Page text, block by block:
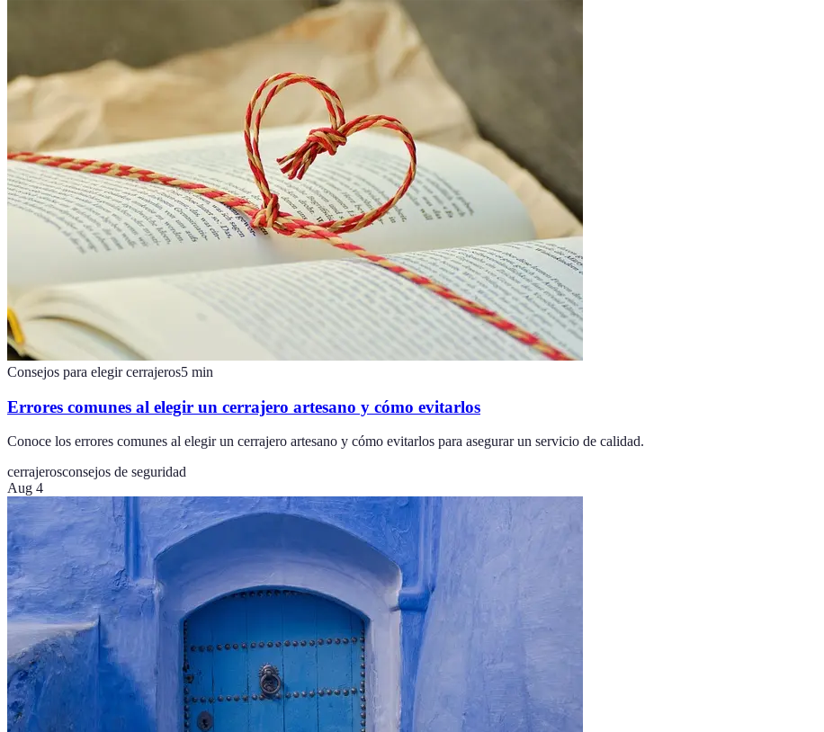
Consejos para elegir cerrajeros5 min
Errores comunes al elegir un cerrajero artesano y cómo evitarlos
Conoce los errores comunes al elegir un cerrajero artesano y cómo evitarlos para asegurar un servicio de calidad.
cerrajerosconsejos de seguridad
Aug 4